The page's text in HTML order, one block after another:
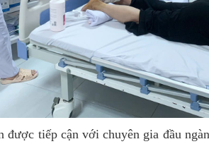
tiếp cận với chuyên gia đầu